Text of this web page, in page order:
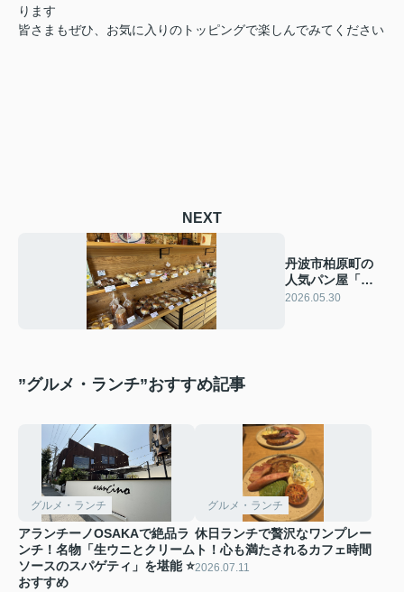
ります
皆さまもぜひ、お気に入りのトッピングで楽しんでみてください
NEXT
丹波市柏原町の
人気パン屋「穂
音」さんとパン
2026.05.30
”グルメ・ランチ”おすすめ記事
グルメ・ランチ
アランチーノOSAKAで絶品ラ
ンチ！名物「生ウニとクリーム
ソースのスパゲティ」を堪能 ⭐
おすすめ
グルメ・ランチ
休日ランチで贅沢なワンプレー
ト！心も満たされるカフェ時間
2026.07.11